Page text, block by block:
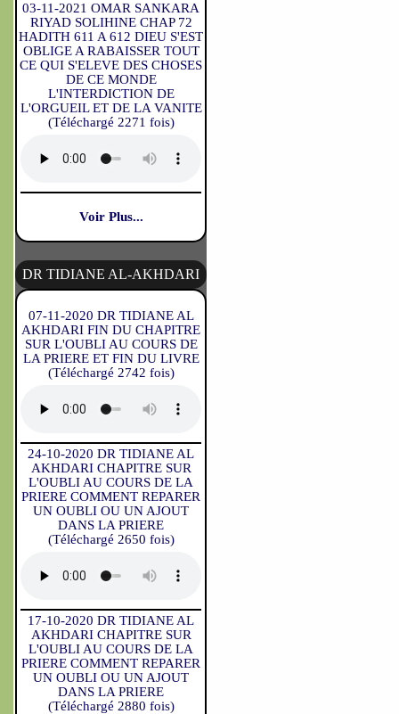
03-11-2021 OMAR SANKARA
RIYAD SOLIHINE CHAP 72
HADITH 611 A 612 DIEU S'EST
OBLIGE A RABAISSER TOUT
CE QUI S'ELEVE DES CHOSES
DE CE MONDE
L'INTERDICTION DE
L'ORGUEIL ET DE LA VANITE
(Téléchargé 2271 fois)
Voir Plus...
DR TIDIANE AL-AKHDARI
07-11-2020 DR TIDIANE AL
AKHDARI FIN DU CHAPITRE
SUR L'OUBLI AU COURS DE
LA PRIERE ET FIN DU LIVRE
(Téléchargé 2742 fois)
24-10-2020 DR TIDIANE AL
AKHDARI CHAPITRE SUR
L'OUBLI AU COURS DE LA
PRIERE COMMENT REPARER
UN OUBLI OU UN AJOUT
DANS LA PRIERE
(Téléchargé 2650 fois)
17-10-2020 DR TIDIANE AL
AKHDARI CHAPITRE SUR
L'OUBLI AU COURS DE LA
PRIERE COMMENT REPARER
UN OUBLI OU UN AJOUT
DANS LA PRIERE
(Téléchargé 2880 fois)